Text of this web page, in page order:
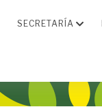
SECRETARÍA